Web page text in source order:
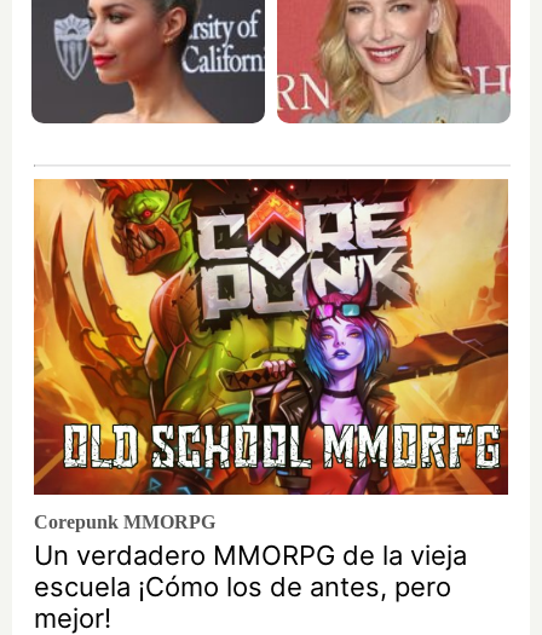
Corepunk MMORPG
Un verdadero MMORPG de la vieja
escuela ¡Cómo los de antes, pero
mejor!